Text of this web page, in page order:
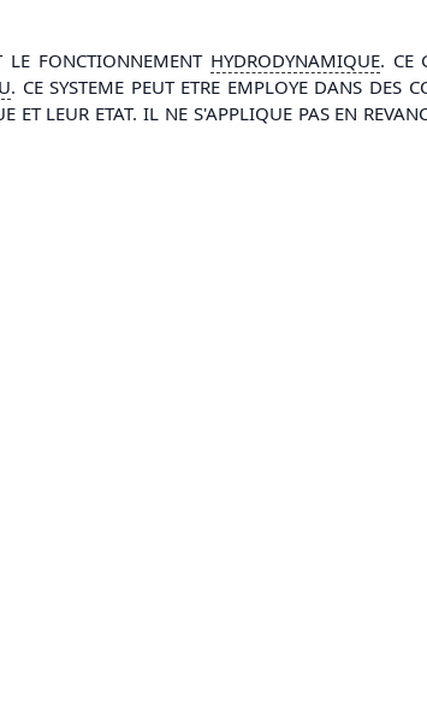
LE FONCTIONNEMENT HYDRODYNAMIQUE. CE
. CE SYSTEME PEUT ETRE EMPLOYE DANS DES
ET LEUR ETAT. IL NE S'APPLIQUE PAS EN